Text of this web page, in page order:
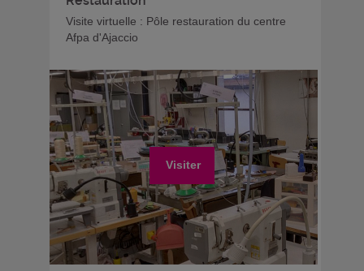
Visite virtuelle : Pôle restauration du centre
Afpa d'Ajaccio
Visiter